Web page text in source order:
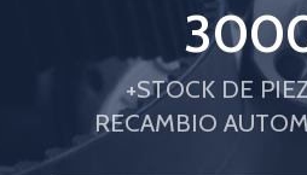
+STOCK DE
RECAMBIO